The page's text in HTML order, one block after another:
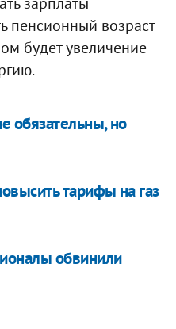
пенсионный возраст
будет увеличение
обязательны, но
тарифы на газ
обвинили